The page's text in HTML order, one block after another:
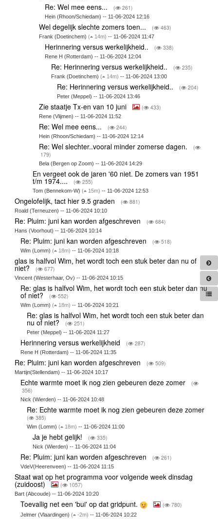
Re: Wel mee eens... ( 261)
Hein (Rhoon/Schiedam) -- 11-06-2024 12:16
Wel degelijk slechte zomers toen... ( 463)
Frank (Doetinchem) ( 14m) -- 11-06-2024 11:47
Herinnering versus werkelijkheid.. ( 338)
Rene H (Rotterdam) -- 11-06-2024 12:04
Re: Herinnering versus werkelijkheid.. ( 235)
Frank (Doetinchem) ( 14m) -- 11-06-2024 13:00
Re: Herinnering versus werkelijkheid.. ( 204)
Peter (Meppel) -- 11-06-2024 13:46
Zie staatje Tx-en van 10 juni ( 433)
Rene (Vlijmen) -- 11-06-2024 11:52
Re: Wel mee eens... ( 244)
Hein (Rhoon/Schiedam) -- 11-06-2024 12:14
Re: Wel slechter..vooral minder zomerse dagen.
(
179)
Bela (Bergen op Zoom) -- 11-06-2024 14:29
En vergeet ook de jaren '60 niet. De zomers van 1951
t/m 1974.... ( 255)
Tom (Bennekom-W)( 15m) -- 11-06-2024 12:53
Ongelofelijk, tact hier 9.5 graden ( 881)
Roald (Terneuzen) -- 11-06-2024 10:10
Re: Pluim: juni kan worden afgeschreven ( 684)
Hans (Voorhout) -- 11-06-2024 10:14
Re: Pluim: juni kan worden afgeschreven ( 518)
Wim (Lomm)( 18m) -- 11-06-2024 10:18
glas is halfvol Wim, het wordt toch een stuk beter dan nu of
niet? ( 677)
Vincent (Westerhaar, Ov) -- 11-06-2024 10:15
Re: glas is halfvol Wim, het wordt toch een stuk beter dan nu
of niet? ( 552)
Wim (Lomm)( 18m) -- 11-06-2024 10:21
Re: glas is halfvol Wim, het wordt toch een stuk beter dan
nu of niet? ( 251)
Peter (Meppel) -- 11-06-2024 11:27
Herinnering versus werkelijkheid ( 287)
Rene H (Rotterdam) -- 11-06-2024 11:35
Re: Pluim: juni kan worden afgeschreven ( 509)
Martijn(Stellendam) -- 11-06-2024 10:17
Echte warmte moet ik nog zien gebeuren deze zomer
(
356)
Nick (Wierden) -- 11-06-2024 10:48
Re: Echte warmte moet ik nog zien gebeuren deze zomer
( 385)
Wim (Lomm) ( 18m) -- 11-06-2024 11:00
Ja je hebt gelijk! ( 335)
Nick (Wierden) -- 11-06-2024 11:04
Re: Pluim: juni kan worden afgeschreven ( 261)
VdeV(Heerenveen) -- 11-06-2024 11:15
Staat wat op het programma voor volgende week dinsdag
(zuidoost) ( 1057)
Bart (Abcoude) -- 11-06-2024 10:20
Toevallig net een 'bui' op dat gridpunt. ( 780)
Jelmer (Vlaardingen)( -2m) -- 11-06-2024 10:22